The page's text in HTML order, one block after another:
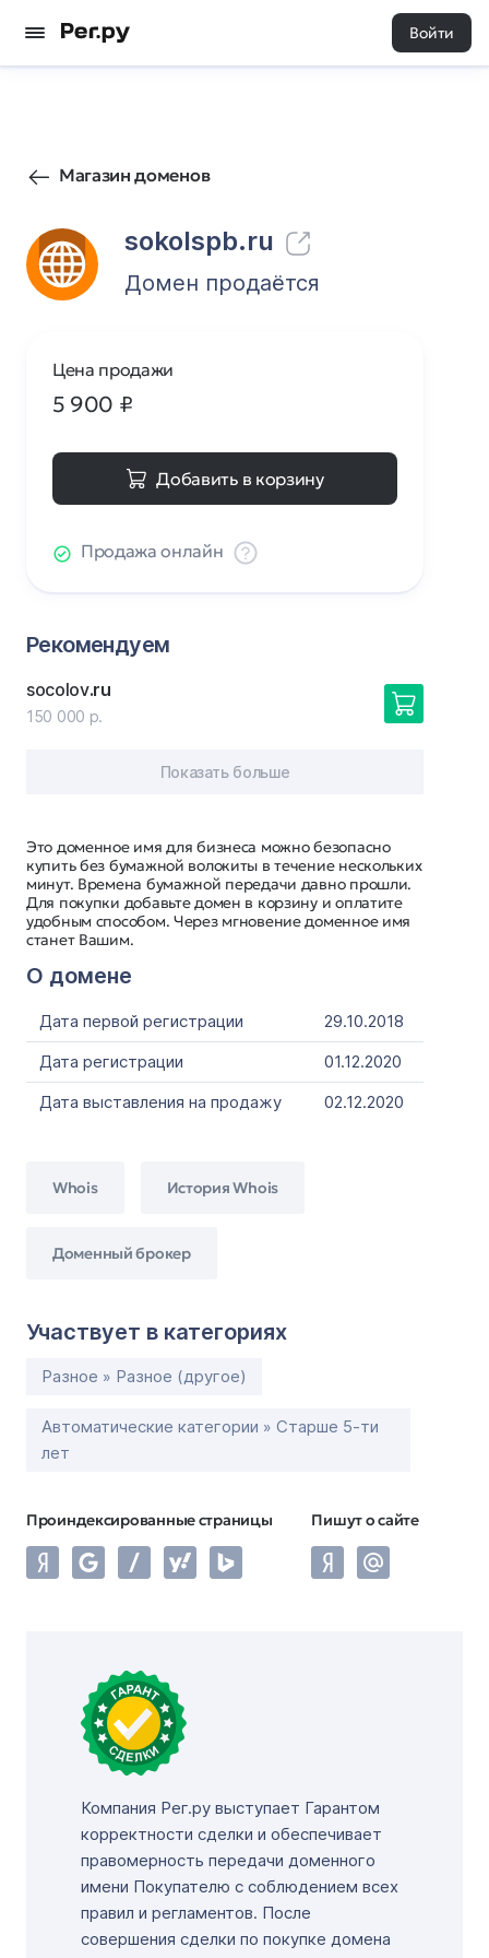
Войти
Магазин доменов
sokolspb.ru
1 0
Домен продаётся
Это доменное имя для бизнеса можно безопасно
купить без бумажной волокиты в течение нескольких
минут. Времена бумажной передачи давно прошли.
Для покупки добавьте домен в корзину и оплатите
удобным способом. Через мгновение доменное имя
станет Вашим.
О домене
Дата первой регистрации
29.10.2018
Дата регистрации
01.12.2020
Дата выставления на продажу
02.12.2020
Whois История Whois
Доменный брокер
Участвует в категориях
Разное » Разное (другое)
Автоматические категории » Старше 5-ти
лет
Проиндексированные страницы Пишут о сайте
Цена продажи
5 900 ₽
Добавить в корзину
Продажа онлайн
Рекомендуем
socolov.ru
150 000 р.
Показать больше
Компания Рег.ру выступает Гарантом
корректности сделки и обеспечивает
правомерность передачи доменного
имени Покупателю с соблюдением всех
правил и регламентов. После
совершения сделки по покупке домена